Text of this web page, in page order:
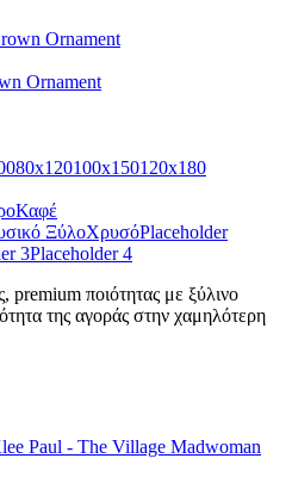
Ornament
80x120100x150120x180
Καφέ
ΞύλοΧρυσόPlaceholder
3Placeholder 4
ποιότητας με ξύλινο
της αγοράς στην χαμηλότερη